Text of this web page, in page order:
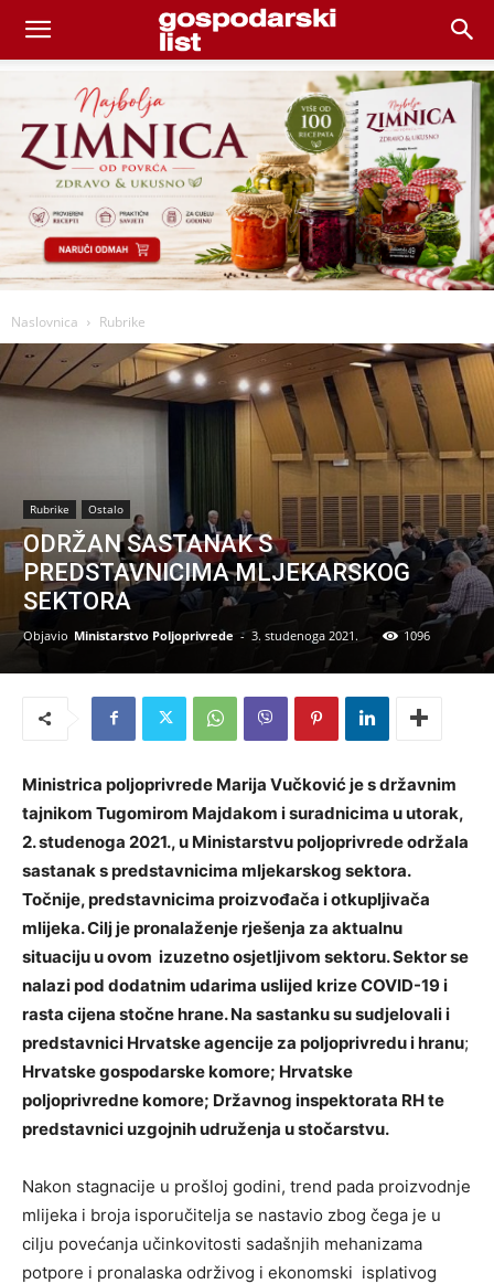
Naslovnica Rubrike
Rubrike Ostalo
ODRŽAN SASTANAK S
PREDSTAVNICIMA MLJEKARSKOG
SEKTORA
Objavio Ministarstvo Poljoprivrede - 3. studenoga 2021. 1096
Ministrica poljoprivrede Marija Vučković je s državnim
tajnikom Tugomirom Majdakom i suradnicima u utorak,
2. studenoga 2021., u Ministarstvu poljoprivrede održala
sastanak s predstavnicima mljekarskog sektora.
Točnije, predstavnicima proizvođača i otkupljivača
mlijeka. Cilj je pronalaženje rješenja za aktualnu
situaciju u ovom izuzetno osjetljivom sektoru. Sektor se
nalazi pod dodatnim udarima uslijed krize COVID-19 i
rasta cijena stočne hrane. Na sastanku su sudjelovali i
predstavnici Hrvatske agencije za poljoprivredu i hranu;
Hrvatske gospodarske komore; Hrvatske
poljoprivredne komore; Državnog inspektorata RH te
predstavnici uzgojnih udruženja u stočarstvu.
Nakon stagnacije u prošloj godini, trend pada proizvodnje
mlijeka i broja isporučitelja se nastavio zbog čega je u
cilju povećanja učinkovitosti sadašnjih mehanizama
potpore i pronalaska održivog i ekonomski isplativog